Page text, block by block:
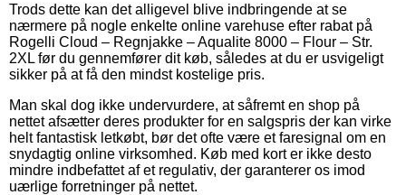
Trods dette kan det alligevel blive indbringende at se
nærmere på nogle enkelte online varehuse efter rabat på
Rogelli Cloud – Regnjakke – Aqualite 8000 – Flour – Str.
2XL før du gennemfører dit køb, således at du er usvigeligt
sikker på at få den mindst kostelige pris.
Man skal dog ikke undervurdere, at såfremt en shop på
nettet afsætter deres produkter for en salgspris der kan virke
helt fantastisk letkøbt, bør det ofte være et faresignal om en
snydagtig online virksomhed. Køb med kort er ikke desto
mindre indbefattet af et regulativ, der garanterer os imod
uærlige forretninger på nettet.